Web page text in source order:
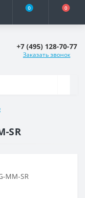
0 0
+7 (495) 128-70-77
Заказать звонок
SR